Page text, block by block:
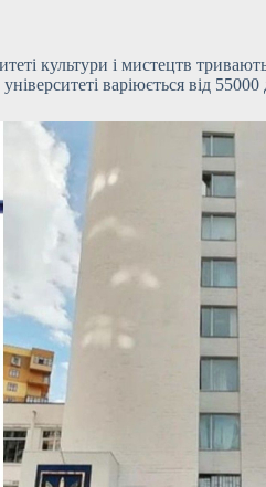
культури і мистецтв тривають
варіюється від 55000